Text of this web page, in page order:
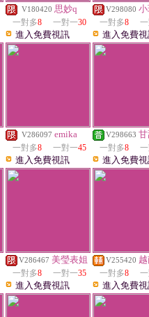
V180420 思妙q
一對多8 一對一30
進入免費視訊
V298080
一對多8
進入免費
V286097 emika
一對多8 一對一45
進入免費視訊
V298663
一對多8
進入免費
V286467 美瑩表姐
一對多8 一對一35
進入免費視訊
V255420
一對多8
進入免費